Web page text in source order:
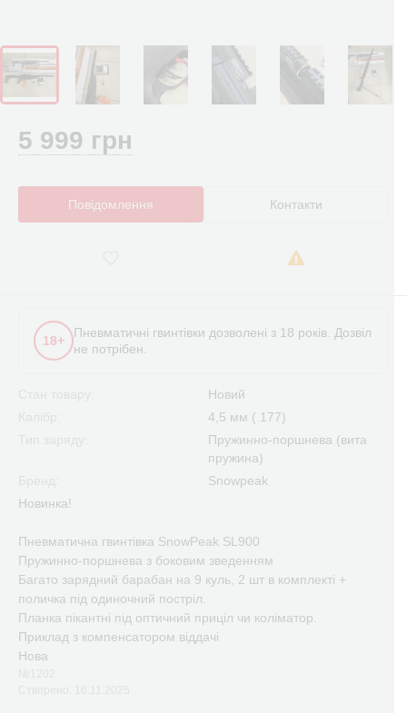
5 999 грн
Повідомлення Контакти
18+
Пневматичні гвинтівки дозволені з 18 років. Дозвіл
не потрібен.
Новий
4,5 мм (.177)
Пружинно-поршнева (вита
пружина)
Snowpeak
Новинка!
Пневматична гвинтівка SnowPeak SL900
Пружинно-поршнева з боковим зведенням
Багато зарядний барабан на 9 куль, 2 шт в комплекті +
поличка під одиночний постріл.
Планка пікантні під оптичний приціл чи коліматор.
Приклад з компенсатором віддачі
Нова